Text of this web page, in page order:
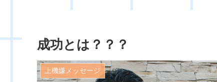
成功とは？？？
上機嫌メッセージ